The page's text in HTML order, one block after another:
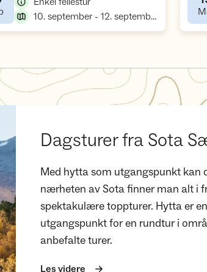
10. september - 12. september
Dagsturer fra Sota
Med hytta som utgangspunkt kan
nærheten av Sota finner man alt i
spektakulære toppturer. Hytta er
utgangspunkt for en rundtur i
anbefalte turer.
Les videre